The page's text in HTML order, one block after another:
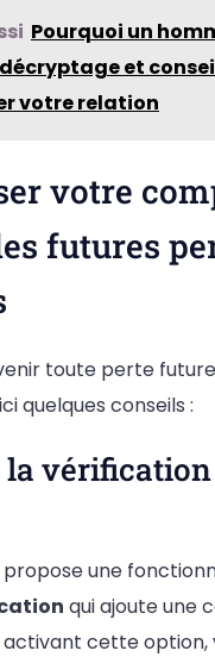
Pourquoi un
décryptage et
votre relation
votre
futures
toute perte
quelques conseils :
vérification
propose une
qui ajoute une
activant cette option,